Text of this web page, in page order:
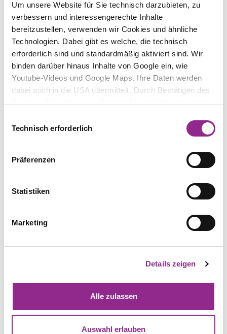
Um unsere Website für Sie technisch darzubieten, zu
verbessern und interessengerechte Inhalte
bereitzustellen, verwenden wir Cookies und ähnliche
Technologien. Dabei gibt es welche, die technisch
erforderlich sind und standardmäßig aktiviert sind. Wir
binden darüber hinaus Inhalte von Google ein, wie
Youtube-Videos und Google Maps. Ihre Daten werden
dabei auch in die USA übermittelt. Durch Bestätigen des
Sie einzelne Kategorien an- oder abwählen und „Auswahl
erlauben“ klicken. Mit „Ablehnen“ werden keine Cookies
Informationen erhalten Sie in unserer
jederzeit mit Wirkung für die Zukunft ändern.
Technisch erforderlich
Präferenzen
Statistiken
Marketing
Details zeigen
Alle zulassen
Auswahl erlauben
Tom Bohn gemeinsam mit dem Schauspieler
Heiner Lauterbach dasSnowdance Independent
Film Festivalin Landsberg.
Seit Mai 2020 ist Bohn für die FDP Mitglied des
Stadtrates Landsberg am Lech.
Prof. Niko Härting
Spotify
Apple Podcast